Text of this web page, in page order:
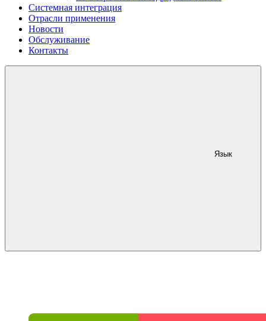
Системная интеграция
Отрасли применения
Новости
Обслуживание
Контакты
Язык